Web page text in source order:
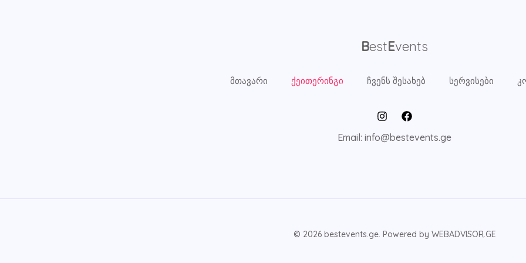
BestEvents
მთავარი ქეითერინგი ჩვენს შესახებ სერვისები
Email: info@bestevents.ge
© 2026 bestevents.ge. Powered by WEBADVISOR.GE